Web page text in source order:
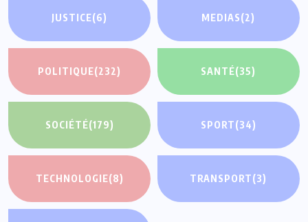
JUSTICE(6) MEDIAS(2)
POLITIQUE(232) SANTÉ(35)
SOCIÉTÉ(179) SPORT(34)
TECHNOLOGIE(8) TRANSPORT(3)